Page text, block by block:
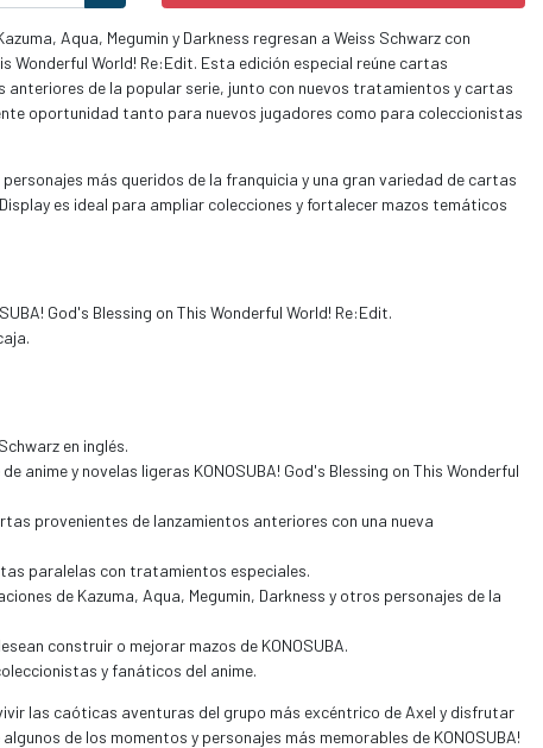
Aqua, Megumin y Darkness regresan a Weiss Schwarz con
Wonderful World! Re:Edit. Esta edición especial reúne cartas
anteriores de la popular serie, junto con nuevos tratamientos y cartas
oportunidad tanto para nuevos jugadores como para coleccionistas
más queridos de la franquicia y una gran variedad de cartas
es ideal para ampliar colecciones y fortalecer mazos temáticos
God's Blessing on This Wonderful World! Re:Edit.
en inglés.
anime y novelas ligeras KONOSUBA! God's Blessing on This Wonderful
provenientes de lanzamientos anteriores con una nueva
paralelas con tratamientos especiales.
de Kazuma, Aqua, Megumin, Darkness y otros personajes de la
construir o mejorar mazos de KONOSUBA.
y fanáticos del anime.
las caóticas aventuras del grupo más excéntrico de Axel y disfrutar
de los momentos y personajes más memorables de KONOSUBA!